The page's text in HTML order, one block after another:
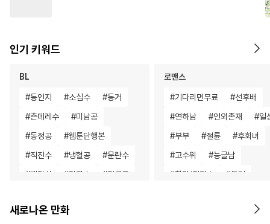
인기 키워드
BL
#동인지 #소심수 #동거
#츤데레수 #미남공
#동정공 #웹툰단행본
#직진수 #냉혈공 #문란수
#페티쉬 #감자수 #절륜공
#학원/캠퍼스
로맨스
#기다리면무료 #선후배
#연하남 #인외존재 #일
#부부 #절륜 #후회녀
#고수위 #능글남
#학원/캠퍼스 #동거
철벽
새로나온 만화